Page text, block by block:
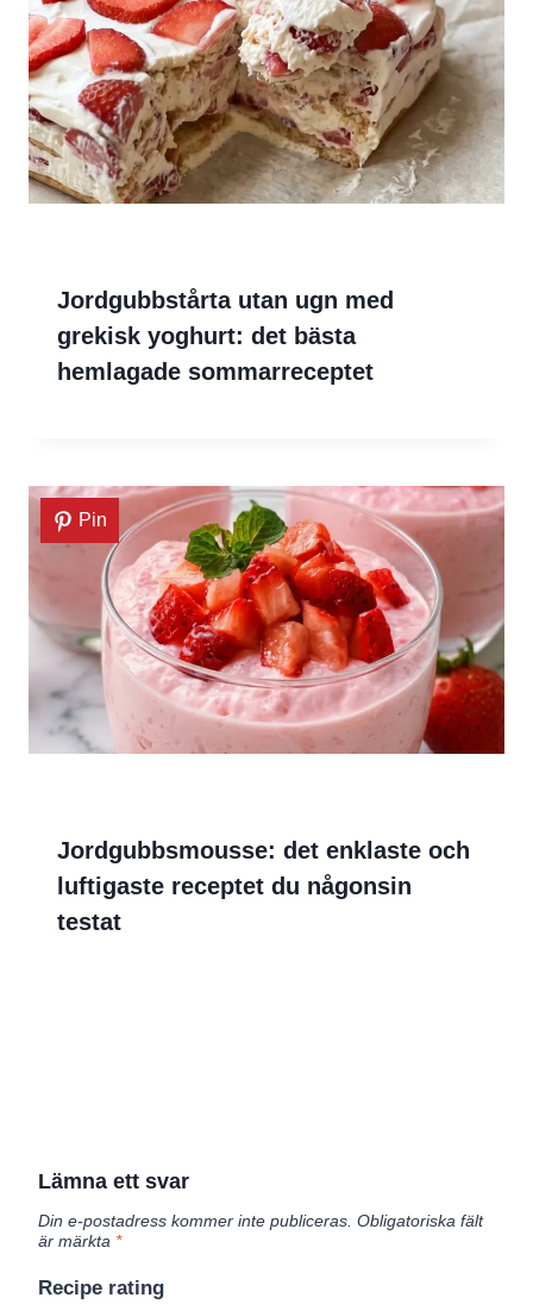
Jordgubbstårta utan ugn med
grekisk yoghurt: det bästa
hemlagade sommarreceptet
Pin
Jordgubbsmousse: det enklaste och
luftigaste receptet du någonsin
testat
Lämna ett svar
Din e-postadress kommer inte publiceras. Obligatoriska fält
är märkta *
Recipe rating